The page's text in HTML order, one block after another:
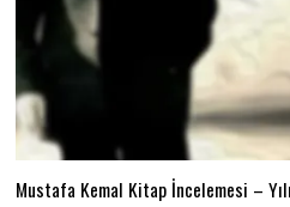
Mustafa Kemal Kitap İncelemesi –